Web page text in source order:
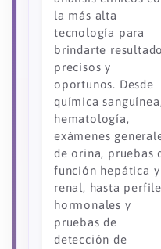
la más alta
tecnología para
brindarte
precisos y
oportunos. Desde
química sanguínea,
hematología,
exámenes
de orina, pruebas
función hepática y
renal, hasta
hormonales y
pruebas de
detección de